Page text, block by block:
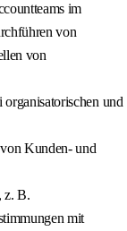
im
von
von
und
Kunden‑ und
z. B.
mit